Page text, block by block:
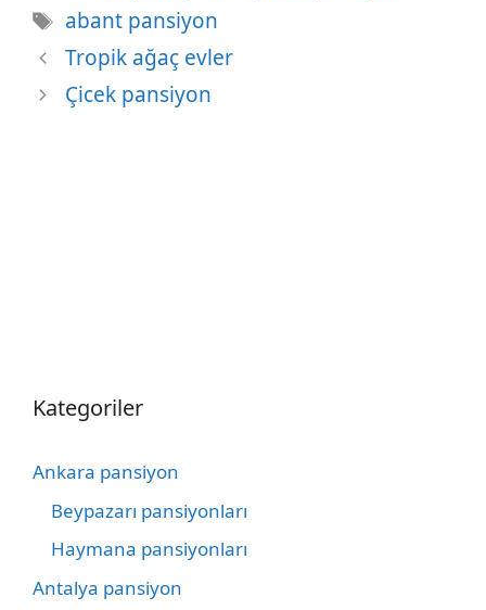
Etiketler
abant pansiyon
Tropik ağaç evler
Çicek pansiyon
Kategoriler
Ankara pansiyon
Beypazarı pansiyonları
Haymana pansiyonları
Antalya pansiyon